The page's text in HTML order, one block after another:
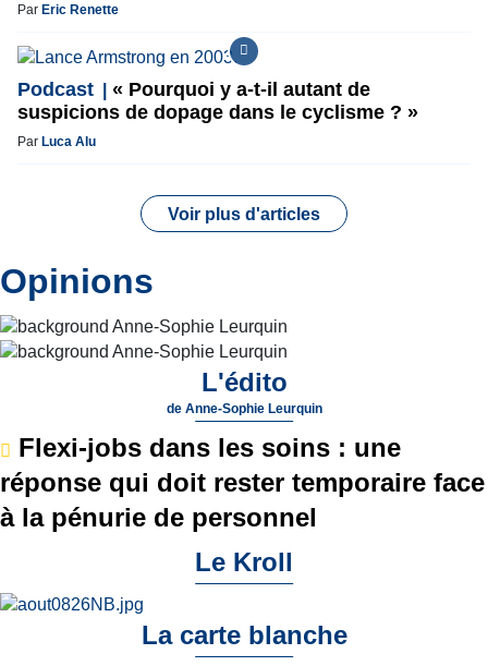
Par Eric Renette
Podcast
« Pourquoi y a-t-il autant de
suspicions de dopage dans le cyclisme ? »
Par Luca Alu
Voir plus d'articles
Opinions
L'édito
de Anne-Sophie Leurquin
Flexi-jobs dans les soins : une
réponse qui doit rester temporaire face
à la pénurie de personnel
Le Kroll
La carte blanche